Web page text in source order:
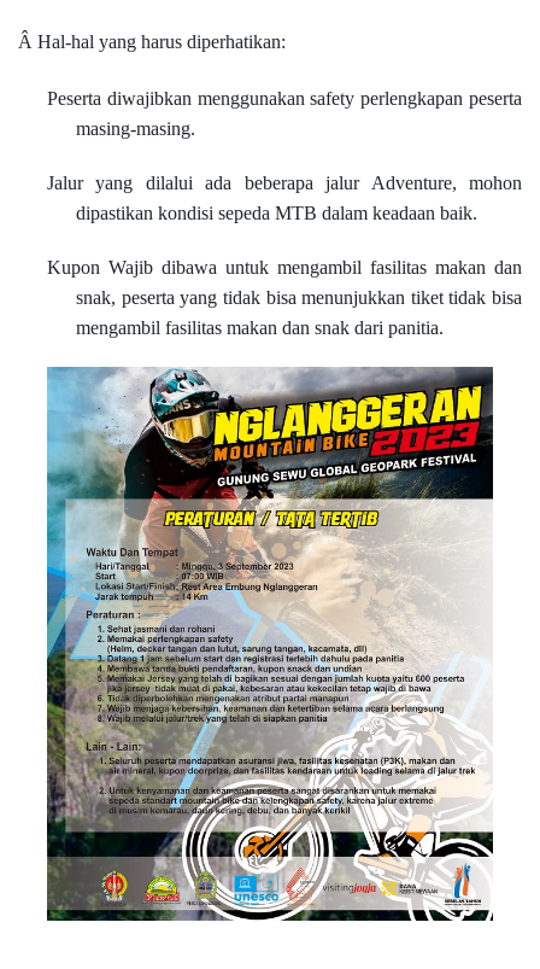
Â Hal-hal yang harus diperhatikan:
Peserta diwajibkan menggunakan safety perlengkapan peserta
masing-masing.
Jalur yang dilalui ada beberapa jalur Adventure, mohon
dipastikan kondisi sepeda MTB dalam keadaan baik.
Kupon Wajib dibawa untuk mengambil fasilitas makan dan
snak, peserta yang tidak bisa menunjukkan tiket tidak bisa
mengambil fasilitas makan dan snak dari panitia.